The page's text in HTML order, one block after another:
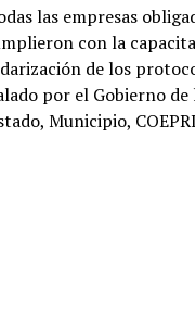
las empresas
con la
de los
por el Gobierno de
Municipio,